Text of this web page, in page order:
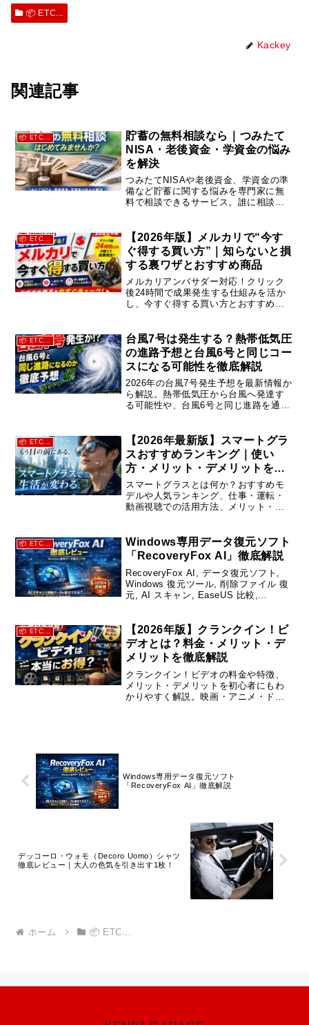
📦 ETC...
Kackey
関連記事
📦 ETC...
貯蓄の無料相談なら｜つみたて
NISA・老後資金・学資金の悩み
を解決
つみたてNISAや老後資金、学資金の準
備など貯蓄に関する悩みを専門家に無
料で相談できるサービス。誰に相談す
す。
📦 ETC...
【2026年版】メルカリで“今す
ぐ得する買い方”｜知らないと損
する裏ワザとおすすめ商品
メルカリアンバサダー対応！クリック
後24時間で成果発生する仕組みを活か
し、今すぐ得する買い方とおすすめ商
📦 ETC...
台風7号は発生する？熱帯低気圧
の進路予想と台風6号と同じコー
スになる可能性を徹底解説
2026年の台風7号発生予想を最新情報か
ら解説。熱帯低気圧から台風へ発達す
る可能性や、台風6号と同じ進路を通る
📦 ETC...
【2026年最新版】スマートグラ
スおすすめランキング｜使い
方・メリット・デメリットを徹
底解説
スマートグラスとは何か？おすすめモ
デルや人気ランキング、仕事・運転・
動画視聴での活用方法、メリット・デ
すく紹介します。
📦 ETC...
Windows専用データ復元ソフト
「RecoveryFox AI」徹底解説
RecoveryFox AI, データ復元ソフト,
Windows 復元ツール, 削除ファイル 復
元, AI スキャン, EaseUS 比較,
ソフト おすすめ
📦 ETC...
【2026年版】クランクイン！ビ
デオとは？料金・メリット・デ
メリットを徹底解説
クランクイン！ビデオの料金や特徴、
メリット・デメリットを初心者にもわ
かりやすく解説。映画・アニメ・ドラ
Windows専用データ復元ソフト
「RecoveryFox AI」徹底解説
デッコーロ・ウォモ（Decoro Uomo）シャツ
徹底レビュー｜大人の色気を引き出す1枚！
ホーム 📦 ETC...